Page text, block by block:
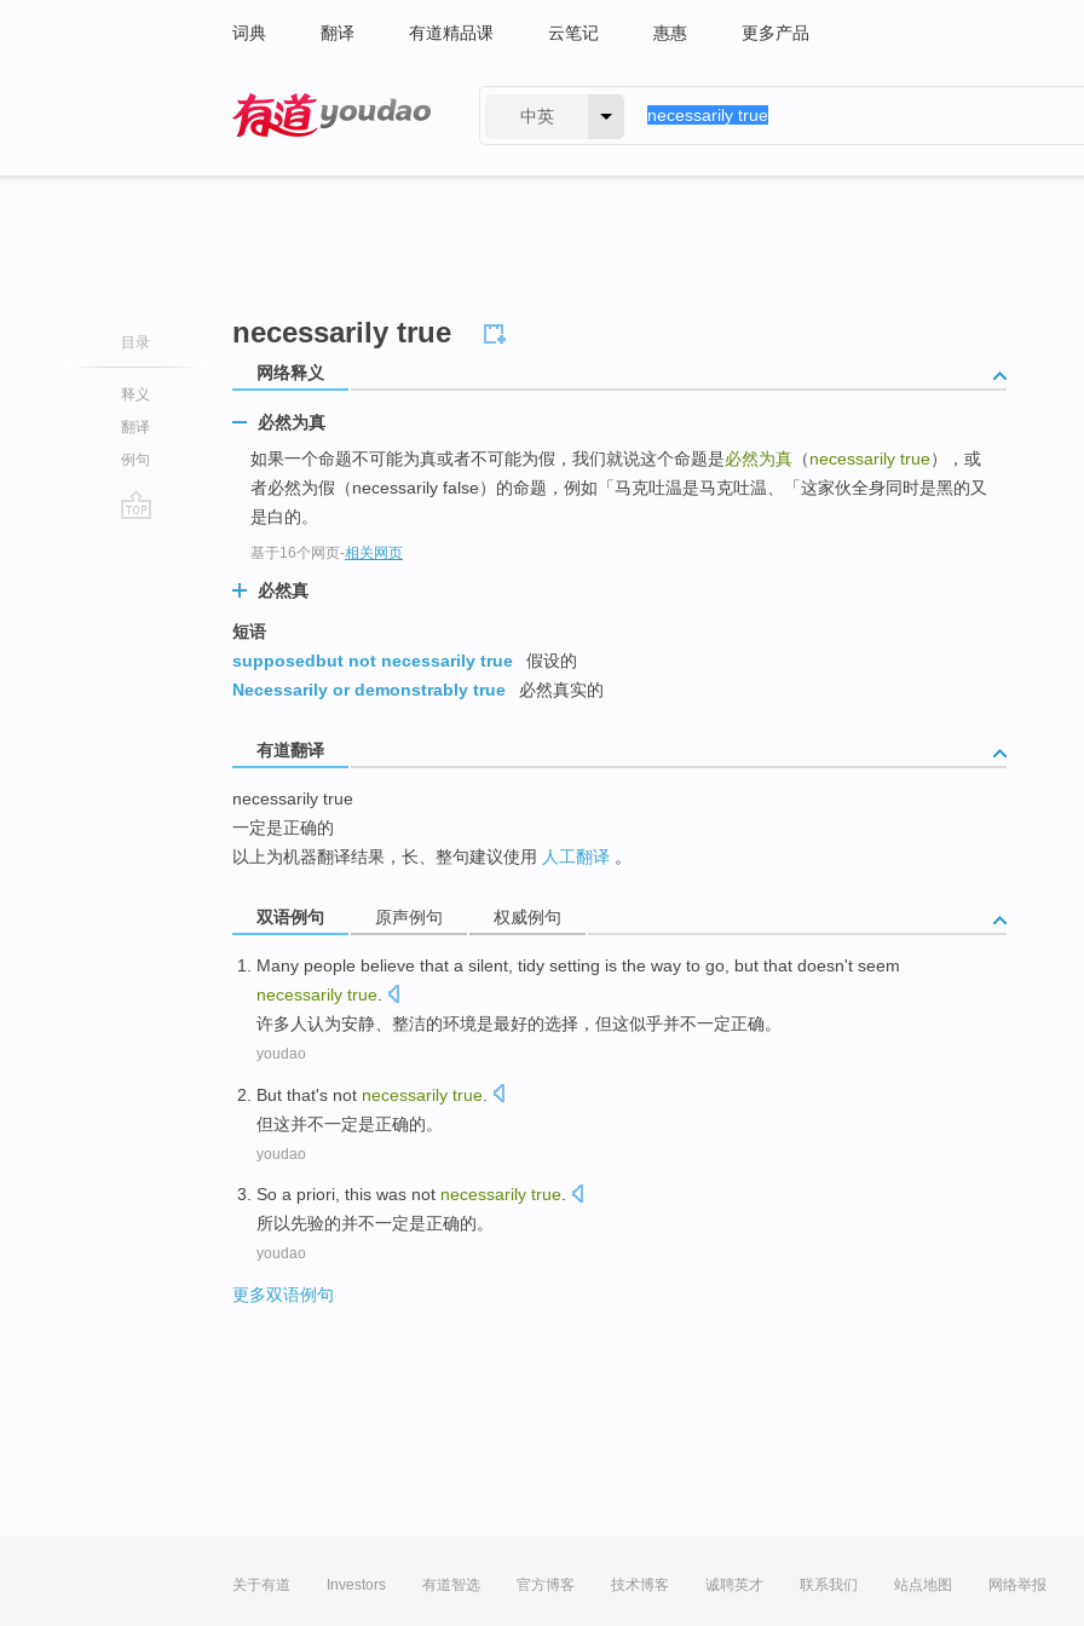
词典 翻译 有道精品课 云笔记 惠惠 更多产品
中英
目录
释义
翻译
例句
necessarily true
网络释义
必然为真
如果一个命题不可能为真或者不可能为假，我们就说这个命题是必然为真 （necessarily true），或
者必然为假（necessarily false）的命题，例如「马克吐温是马克吐温、「这家伙全身同时是黑的又
是白的。
基于16个网页-相关网页
必然真
短语
supposedbut not necessarily true
假设的
Necessarily or demonstrably true
必然真实的
有道翻译
necessarily true
一定是正确的
以上为机器翻译结果，长、整句建议使用 人工翻译 。
双语例句 原声例句 权威例句
Many people believe that a silent, tidy setting is the way to go, but that doesn't seem
necessarily true
许多人认为安静、整洁的环境是最好的选择，但这似乎并不一定正确。
youdao
But that's not necessarily true
但这并不一定是正确的。
youdao
So a priori, this was not necessarily true.
所以先验的并不一定是正确的。
youdao
更多双语例句
关于有道 Investors 有道智选 官方博客 技术博客 诚聘英才 联系我们 站点地图 网络举报